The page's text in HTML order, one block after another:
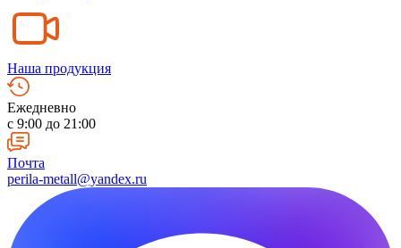
Наша продукция
Ежедневно
c 9:00 до 21:00
Почта
perila-metall@yandex.ru